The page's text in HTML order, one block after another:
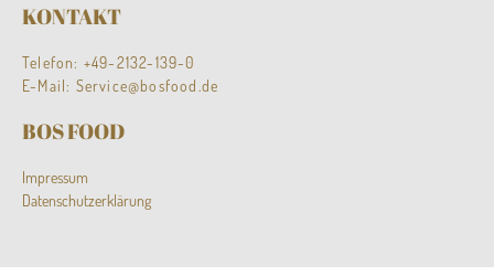
KONTAKT
Telefon: +49-2132-139-0
E-Mail: Service@bosfood.de
BOS FOOD
Impressum
Datenschutzerklärung